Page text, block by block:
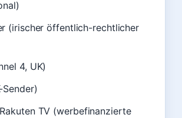
(irischer öffentlich-rechtlicher
4, UK)
Sender)
TV (werbefinanzierte